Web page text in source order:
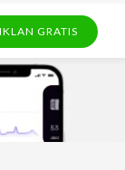
IKLAN GRATIS